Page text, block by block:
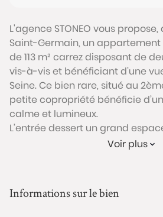
L'agence STONEO vous
Saint-Germain, un
de 113 m² carrez disposant de
vis-à-vis et bénéficiant d’une
Seine. Ce bien rare, situé au
petite copropriété bénéficie
calme et lumineux.
L’entrée dessert un grand
50m² avec double exposition
avec une chambre et sa salle
Voir plus
Informations sur le bien